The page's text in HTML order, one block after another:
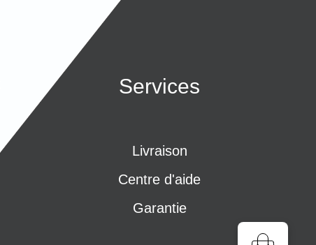
Services
Livraison
Centre d'aide
Garantie